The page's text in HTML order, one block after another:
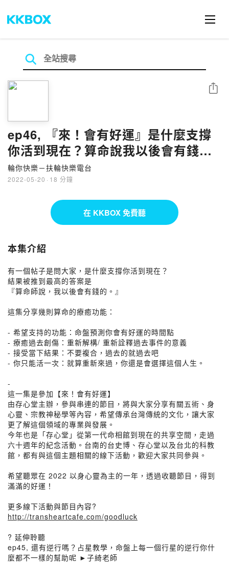
ep46, 『來！會有好運』是什麼支撐
你活到現在？算命說我以後會有錢
的！
輪你快樂－扶輪快樂電台
2022-05-20 · 18 分鐘
分享
在 KKBOX 免費聽
本集介紹
有一個帖子是問大家，是什麼支撐你活到現在？
結果被推到最高的答案是
『算命師說，我以後會有錢的。』
這集分享幾則算命的療癒功能：
- 希望支持的功能：命盤預測你會有好運的時間點
- 療癒過去創傷：重新解構/ 重新詮釋過去事件的意義
- 接受當下結果：不要複合，過去的就過去吧
- 你只能活一次：就算重新來過，你還是會選擇這個人生。
-
這一集是參加【來！會有好運】
由存心堂主辦，參與串連的節目，將與大家分享有關五術、身
心靈、宗教神秘學等內容，希望傳承台灣傳統的文化，讓大家
更了解這個領域的專業與發展。
今年也是「存心堂」從第一代命相館到現在的共享空間，走過
六十週年的紀念活動。台南的台史博、存心堂以及台北的科教
館，都有與這個主題相關的線下活動，歡迎大家共同參與。
希望聽眾在 2022 以身心靈為主的一年，透過收聽節目，得到
滿滿的好運！
更多線下活動與節目內容?
http://transheartcafe.com/goodluck
? 延伸聆聽
ep45, 還有逆行嗎？占星教學，命盤上每一個行星的逆行你什
麼都不一樣的幫助呢 ►子綺老師